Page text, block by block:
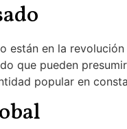
están en la
que pueden
popular en